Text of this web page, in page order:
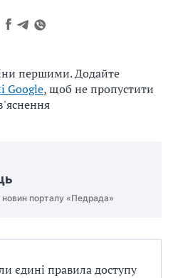
першими. Додайте
Google, щоб не пропустити
новин порталу «Педрада»
єдині правила доступу